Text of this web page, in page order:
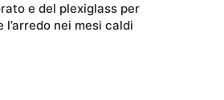
e del plexiglass per
l’arredo nei mesi caldi